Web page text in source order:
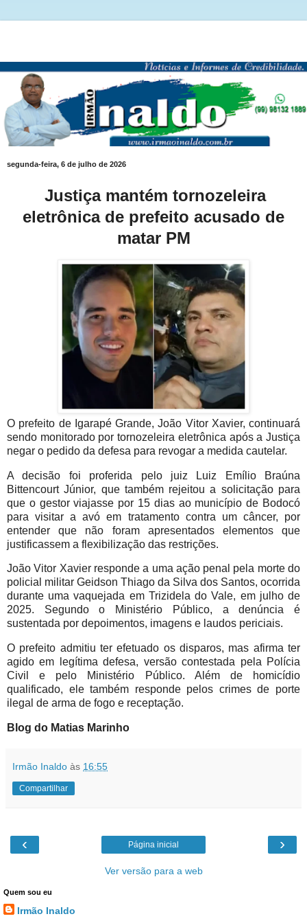
segunda-feira, 6 de julho de 2026
Justiça mantém tornozeleira
eletrônica de prefeito acusado de
matar PM
O prefeito de Igarapé Grande, João Vitor Xavier, continuará
sendo monitorado por tornozeleira eletrônica após a Justiça
negar o pedido da defesa para revogar a medida cautelar.
A decisão foi proferida pelo juiz Luiz Emílio Braúna
Bittencourt Júnior, que também rejeitou a solicitação para
que o gestor viajasse por 15 dias ao município de Bodocó
para visitar a avó em tratamento contra um câncer, por
entender que não foram apresentados elementos que
justificassem a flexibilização das restrições.
João Vitor Xavier responde a uma ação penal pela morte do
policial militar Geidson Thiago da Silva dos Santos, ocorrida
durante uma vaquejada em Trizidela do Vale, em julho de
2025. Segundo o Ministério Público, a denúncia é
sustentada por depoimentos, imagens e laudos periciais.
O prefeito admitiu ter efetuado os disparos, mas afirma ter
agido em legítima defesa, versão contestada pela Polícia
Civil e pelo Ministério Público. Além de homicídio
qualificado, ele também responde pelos crimes de porte
ilegal de arma de fogo e receptação.
Blog do Matias Marinho
Irmão Inaldo às 16:55
Compartilhar
‹ ›
Página inicial
Ver versão para a web
Quem sou eu
Irmão Inaldo